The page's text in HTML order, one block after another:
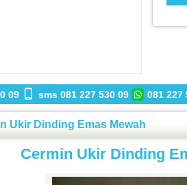
09 sms 081 227 530 09 081 227
Ukir Dinding Emas Mewah
Cermin Ukir Dinding